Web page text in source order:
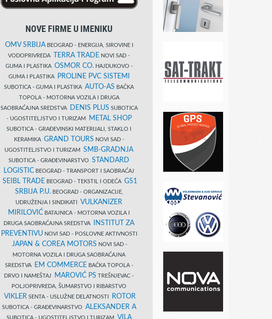
NOVE FIRME U IMENIKU
OMV SRBIJABEOGRAD - ENERGIJA, SIROVINE I
VODOPRIVREDA
TERRA TRADE NOVI SAD -
GUMA I PLASTIKA OSMOR CO.HAJDUKOVO -
GUMA I PLASTIKA
PROLINE PVC SISTEMI
SUBOTICA - GUMA I PLASTIKA AUTO-AS BAČKA
TOPOLA - MOTORNA VOZILA I DRUGA
SAOBRAĆAJNA SREDSTVA
DENIS PLUS SUBOTICA
- UGOSTITELJSTVO I TURIZAM
METAL SHOP
SUBOTICA - GRAĐEVINSKI MATERIJALI, STAKLO I
KERAMIKA GRAND TOURS NOVI SAD -
UGOSTITELJSTVO I TURIZAM SMB-GRADNJA
SUBOTICA - GRAĐEVINARSTVO STANDARD
LOGISTIC BEOGRAD - TRANSPORT I SAOBRAĆAJ
SEIBL TRADE BEOGRAD - TEKSTIL I ODEĆA GS1
SRBIJA P.U.BEOGRAD - ORGANIZACIJE,
UDRUŽENJA I SINDIKATI VULKANIZER
MIRILOVIĆ BATAJNICA - MOTORNA VOZILA I
DRUGA SAOBRAĆAJNA SREDSTVA
INSTITUT ZA
PREVENTIVUNOVI SAD - POSLOVNE AKTIVNOSTI
JAPAN & COREA MOTORS NOVI SAD -
MOTORNA VOZILA I DRUGA SAOBRAĆAJNA
SREDSTVA
EM COMMERCE BAČKA TOPOLA -
DRVO I NAMEŠTAJ
MAROVIĆ PS TREŠNJEVAC -
POLJOPRIVREDA, ŠUMARSTVO I RIBARSTVO
VIKLER SENTA - USLUŽNE DELATNOSTI ROTOR
SUBOTICA - GRAĐEVINARSTVO ALEKSANDER A
SUBOTICA - UGOSTITELJSTVO I TURIZAM VILA